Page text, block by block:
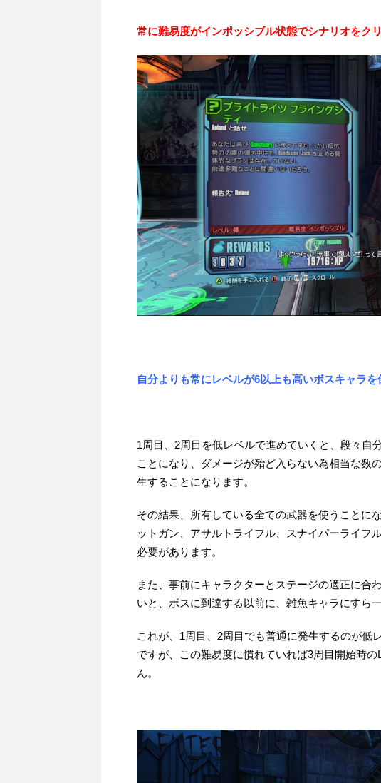
常に難易度がインポッシブル状態でシナリオをクリ
自分よりも常にレベルが6以上も高いボスキャラを
1周目、2周目を低レベルで進めていくと、段々自
ことになり、ダメージが殆ど入らない為相当な数
生することになります。
その結果、所有している全ての武器を使うことに
ットガン、アサルトライフル、スナイパーライフ
必要があります。
また、事前にキャラクターとステージの適正に合
いと、ボスに到達する以前に、雑魚キャラにすら
これが、1周目、2周目でも普通に発生するのが低
ですが、この難易度に慣れていれば3周目開始時
ん。